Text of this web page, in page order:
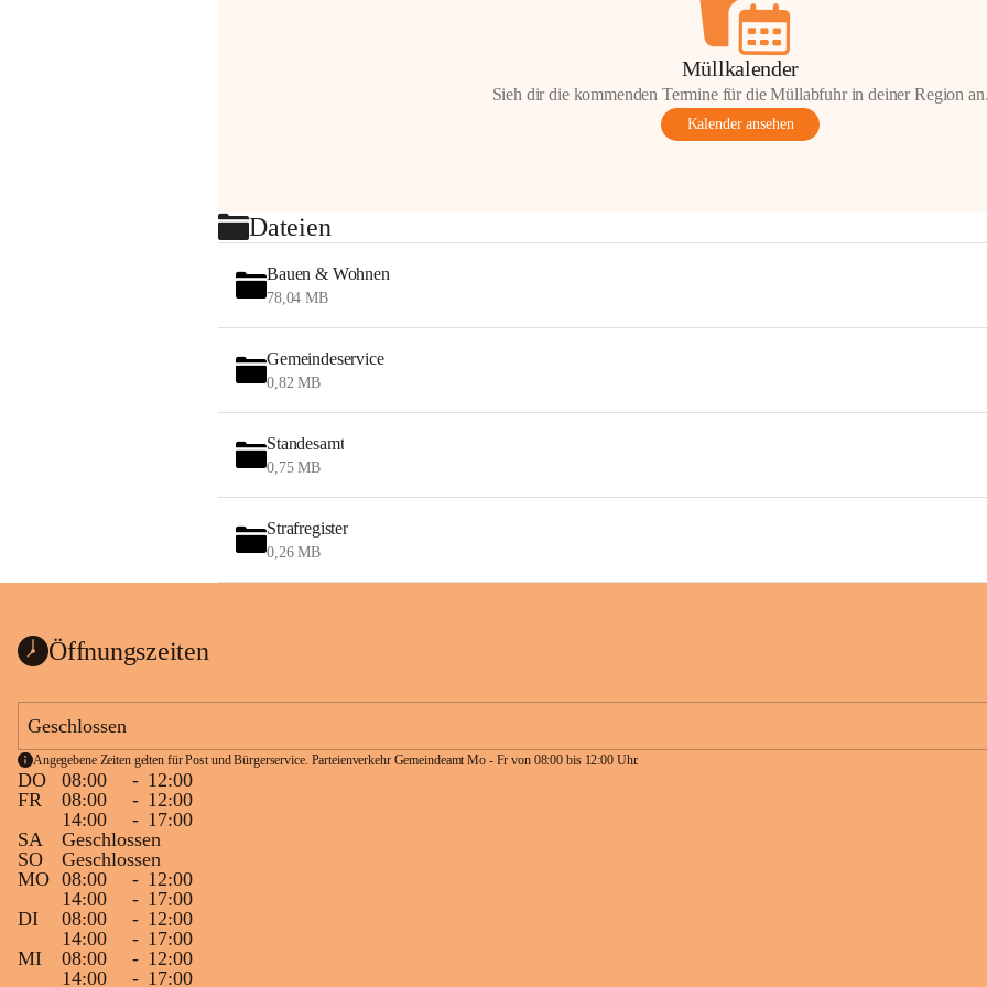
Müllkalender
Sieh dir die kommenden Termine für die Müllabfuhr in deiner Region
Kalender ansehen
Dateien
Bauen & Wohnen
78,04 MB
Gemeindeservice
0,82 MB
Standesamt
0,75 MB
Strafregister
0,26 MB
Öffnungszeiten
Geschlossen
Angegebene Zeiten gelten für Post und Bürgerservice. Parteienverkehr Gemeindeamt Mo - Fr von 08:00 bis 12:00 Uhr.
DO 08:00 - 12:00
FR
08:00 - 12:00
14:00
- 17:00
SA
Geschlossen
SO
Geschlossen
MO 08:00 - 12:00
14:00
- 17:00
DI
08:00 - 12:00
14:00
- 17:00
MI
08:00 - 12:00
14:00
- 17:00